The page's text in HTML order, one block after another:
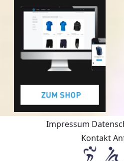
Impressum
Kontakt